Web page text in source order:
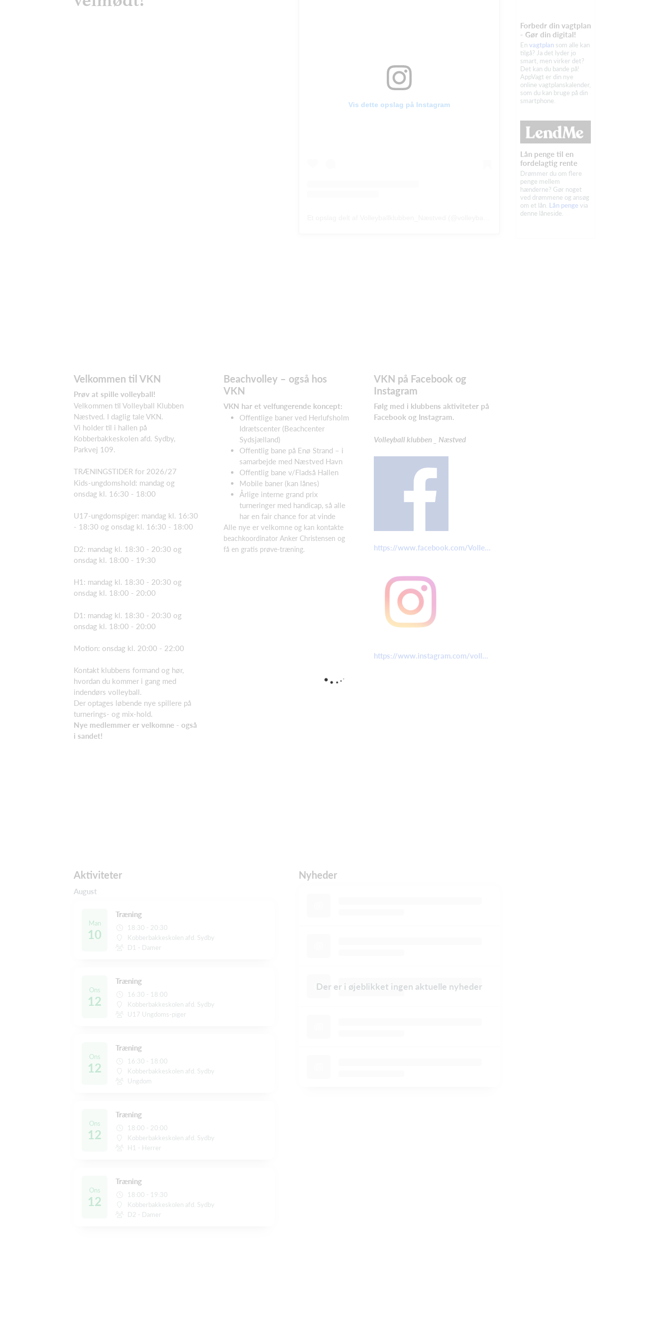
Forbedr din vagtplan
- Gør din digital!
En vagtplan som alle kan
tilgå? Ja det lyder jo
smart, men virker det?
Det kan du bande på!
AppVagt er din nye
online vagtplanskalender,
som du kan bruge på din
smartphone.
Lån penge til en
fordelagtig rente
Drømmer du om flere
penge mellem
hænderne? Gør noget
ved drømmene og ansøg
om et lån. Lån penge via
denne låneside.
Vis dette opslag på Instagram
Velkommen til VKN
Prøv at spille volleyball!
Velkommen til Volleyball Klubben
Næstved. I daglig tale VKN.
Vi holder til i hallen på
Kobberbakkeskolen afd. Sydby,
Parkvej 109.
TRÆNINGSTIDER for 2026/27
Kids-ungdomshold: mandag og
onsdag kl. 16:30 - 18:00
U17-ungdomspiger: mandag kl. 16:30
- 18:30 og onsdag kl. 16:30 - 18:00
D2: mandag kl. 18:30 - 20:30 og
onsdag kl. 18:00 - 19:30
H1: mandag kl. 18:30 - 20:30 og
onsdag kl. 18:00 - 20:00
D1: mandag kl. 18:30 - 20:30 og
onsdag kl. 18:00 - 20:00
Motion: onsdag kl. 20:00 - 22:00
Kontakt klubbens formand og hør,
hvordan du kommer i gang med
indendørs volleyball.
Der optages løbende nye spillere på
turnerings- og mix-hold.
Nye medlemmer er velkomne - også
i sandet!
Beachvolley – også hos
VKN
VKN har et velfungerende koncept:
Offentlige baner ved Herlufsholm
Idrætscenter (Beachcenter
Sydsjælland)
Offentlig bane på Enø Strand – i
samarbejde med Næstved Havn
Offentlig bane v/Fladså Hallen
Mobile baner (kan lånes)
Årlige interne grand prix
turneringer med handicap, så alle
har en fair chance for at vinde
Alle nye er velkomne og kan kontakte
beachkoordinator Anker Christensen og
få en gratis prøve-træning.
VKN på Facebook og
Instagram
Følg med i klubbens aktiviteter på
Facebook og Instagram.
Volleyball klubben _ Næstved
https://www.facebook.com/Volle...
https://www.instagram.com/voll...
Aktiviteter
August
Man
10
Træning
18:30 - 20:30
Kobberbakkeskolen afd. Sydby
D1 - Damer
Ons
12
Træning
16:30 - 18:00
Kobberbakkeskolen afd. Sydby
U17 Ungdoms-piger
Ons
12
Træning
16:30 - 18:00
Kobberbakkeskolen afd. Sydby
Ungdom
Ons
12
Træning
18:00 - 20:00
Kobberbakkeskolen afd. Sydby
H1 - Herrer
Ons
12
Træning
18:00 - 19:30
Kobberbakkeskolen afd. Sydby
D2 - Damer
Nyheder
Der er i øjeblikket ingen aktuelle nyheder